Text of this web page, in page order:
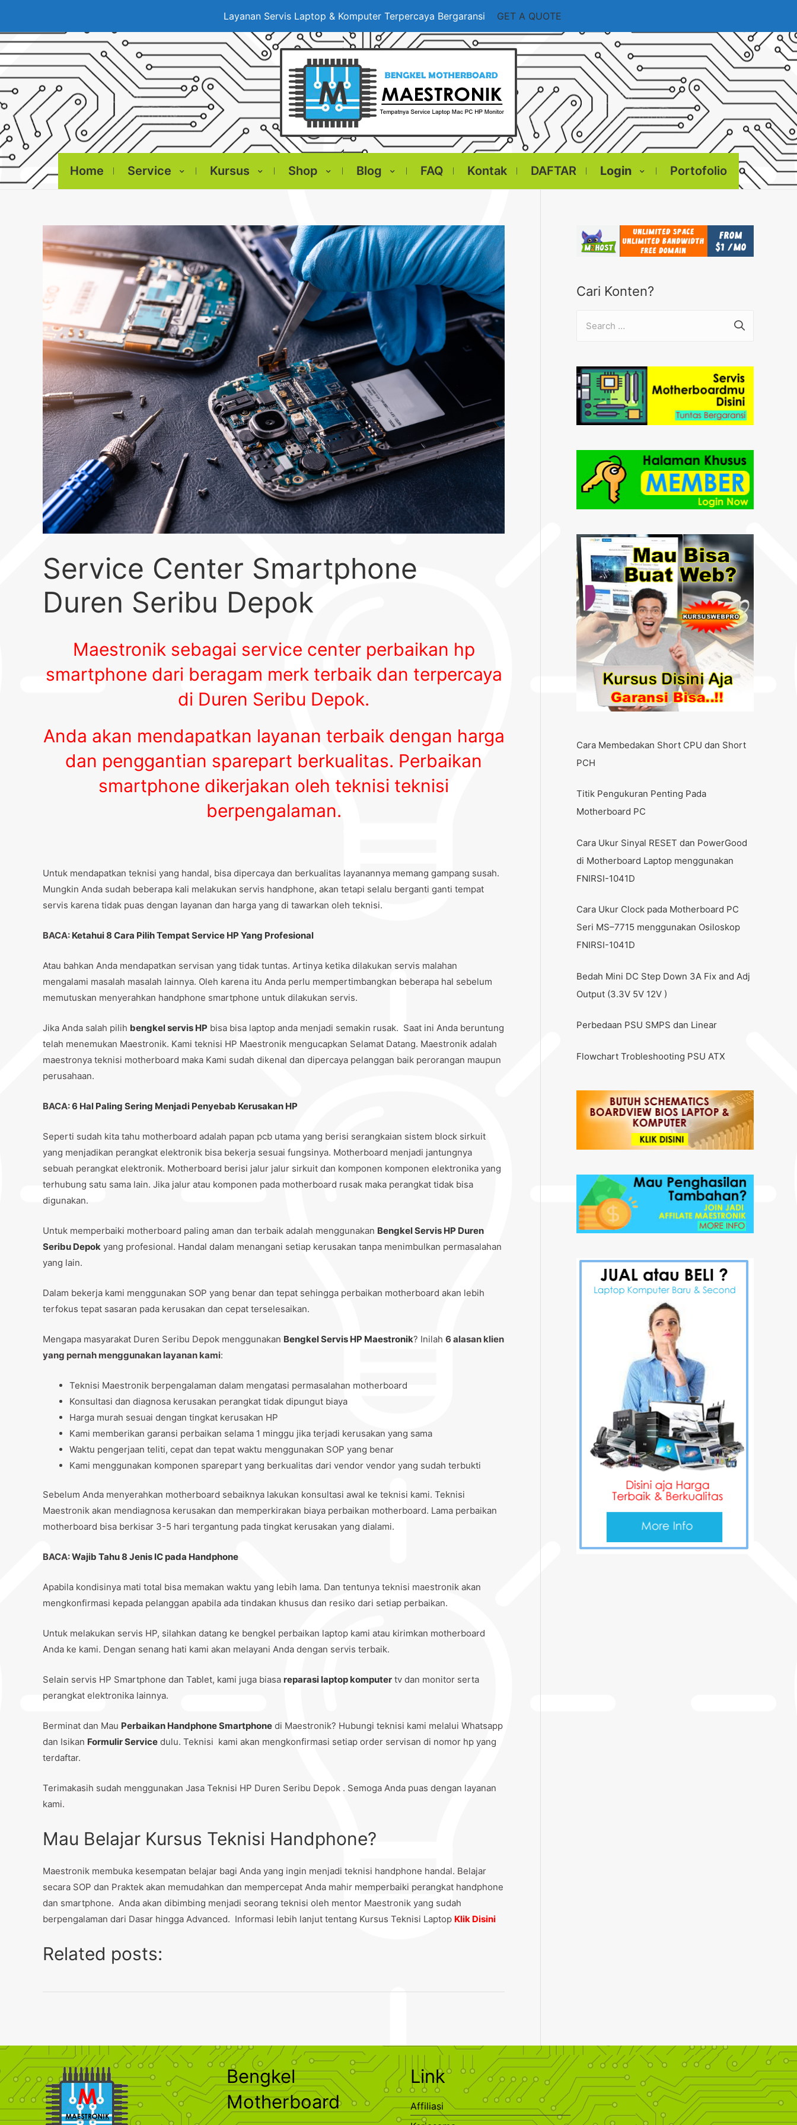
Layanan Servis Laptop & Komputer Terpercaya Bergaransi GET A QUOTE
Home Service Kursus Shop Blog FAQ Kontak DAFTAR Login Portofolio
Service Center Smartphone
Duren Seribu Depok
Maestronik sebagai service center perbaikan hp
smartphone dari beragam merk terbaik dan terpercaya
di Duren Seribu Depok.
Anda akan mendapatkan layanan terbaik dengan harga
dan penggantian sparepart berkualitas. Perbaikan
smartphone dikerjakan oleh teknisi teknisi
berpengalaman.
Untuk mendapatkan teknisi yang handal, bisa dipercaya dan berkualitas layanannya memang gampang susah.
Mungkin Anda sudah beberapa kali melakukan servis handphone, akan tetapi selalu berganti ganti tempat
servis karena tidak puas dengan layanan dan harga yang di tawarkan oleh teknisi.
BACA: Ketahui 8 Cara Pilih Tempat Service HP Yang Profesional
Atau bahkan Anda mendapatkan servisan yang tidak tuntas. Artinya ketika dilakukan servis malahan
mengalami masalah masalah lainnya. Oleh karena itu Anda perlu mempertimbangkan beberapa hal sebelum
memutuskan menyerahkan handphone smartphone untuk dilakukan servis.
Jika Anda salah pilih bengkel servis HP bisa bisa laptop anda menjadi semakin rusak. Saat ini Anda beruntung
telah menemukan Maestronik. Kami teknisi HP Maestronik mengucapkan Selamat Datang. Maestronik adalah
maestronya teknisi motherboard maka Kami sudah dikenal dan dipercaya pelanggan baik perorangan maupun
perusahaan.
BACA:6 Hal Paling Sering Menjadi Penyebab Kerusakan HP
Seperti sudah kita tahu motherboard adalah papan pcb utama yang berisi serangkaian sistem block sirkuit
yang menjadikan perangkat elektronik bisa bekerja sesuai fungsinya. Motherboard menjadi jantungnya
sebuah perangkat elektronik. Motherboard berisi jalur jalur sirkuit dan komponen komponen elektronika yang
terhubung satu sama lain. Jika jalur atau komponen pada motherboard rusak maka perangkat tidak bisa
digunakan.
Untuk memperbaiki motherboard paling aman dan terbaik adalah menggunakan Bengkel Servis HP Duren
Seribu Depok yang profesional. Handal dalam menangani setiap kerusakan tanpa menimbulkan permasalahan
yang lain.
Dalam bekerja kami menggunakan SOP yang benar dan tepat sehingga perbaikan motherboard akan lebih
terfokus tepat sasaran pada kerusakan dan cepat terselesaikan.
Mengapa masyarakat Duren Seribu Depok menggunakan Bengkel Servis HP Maestronik? Inilah 6 alasan klien
yang pernah menggunakan layanan kami:
Teknisi Maestronik berpengalaman dalam mengatasi permasalahan motherboard
Konsultasi dan diagnosa kerusakan perangkat tidak dipungut biaya
Harga murah sesuai dengan tingkat kerusakan HP
Kami memberikan garansi perbaikan selama 1 minggu jika terjadi kerusakan yang sama
Waktu pengerjaan teliti, cepat dan tepat waktu menggunakan SOP yang benar
Kami menggunakan komponen sparepart yang berkualitas dari vendor vendor yang sudah terbukti
Sebelum Anda menyerahkan motherboard sebaiknya lakukan konsultasi awal ke teknisi kami. Teknisi
Maestronik akan mendiagnosa kerusakan dan memperkirakan biaya perbaikan motherboard. Lama perbaikan
motherboard bisa berkisar 3-5 hari tergantung pada tingkat kerusakan yang dialami.
BACA:Wajib Tahu 8 Jenis IC pada Handphone
Apabila kondisinya mati total bisa memakan waktu yang lebih lama. Dan tentunya teknisi maestronik akan
mengkonfirmasi kepada pelanggan apabila ada tindakan khusus dan resiko dari setiap perbaikan.
Untuk melakukan servis HP, silahkan datang ke bengkel perbaikan laptop kami atau kirimkan motherboard
Anda ke kami. Dengan senang hati kami akan melayani Anda dengan servis terbaik.
Selain servis HP Smartphone dan Tablet, kami juga biasa reparasi laptop komputer tv dan monitor serta
perangkat elektronika lainnya.
Berminat dan Mau Perbaikan Handphone Smartphone di Maestronik? Hubungi teknisi kami melalui Whatsapp
dan Isikan Formulir Service dulu. Teknisi kami akan mengkonfirmasi setiap order servisan di nomor hp yang
terdaftar.
Terimakasih sudah menggunakan Jasa Teknisi HP Duren Seribu Depok . Semoga Anda puas dengan layanan
kami.
Mau Belajar Kursus Teknisi Handphone?
Maestronik membuka kesempatan belajar bagi Anda yang ingin menjadi teknisi handphone handal. Belajar
secara SOP dan Praktek akan memudahkan dan mempercepat Anda mahir memperbaiki perangkat handphone
dan smartphone. Anda akan dibimbing menjadi seorang teknisi oleh mentor Maestronik yang sudah
berpengalaman dari Dasar hingga Advanced. Informasi lebih lanjut tentang Kursus Teknisi Laptop Klik Disini
Related posts:
Cari Konten?
Cara Membedakan Short CPU dan Short
PCH
Titik Pengukuran Penting Pada
Motherboard PC
Cara Ukur Sinyal RESET dan PowerGood
di Motherboard Laptop menggunakan
FNIRSI-1041D
Cara Ukur Clock pada Motherboard PC
Seri MS–7715 menggunakan Osiloskop
FNIRSI-1041D
Bedah Mini DC Step Down 3A Fix and Adj
Output (3.3V 5V 12V )
Perbedaan PSU SMPS dan Linear
Flowchart Trobleshooting PSU ATX
Bengkel
Motherboard
Link
Affiliasi